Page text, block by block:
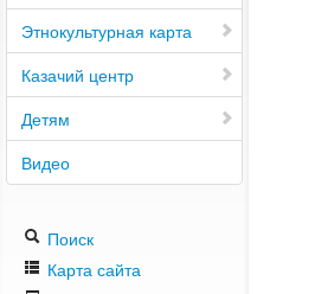
Этнокультурная карта
Казачий центр
Детям
Видео
Поиск
Карта сайта